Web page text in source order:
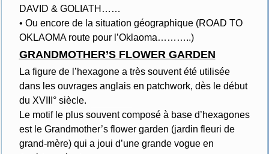
DAVID & GOLIATH……
• Ou encore de la situation géographique (ROAD TO
OKLAOMA route pour l’Oklaoma………..)
GRANDMOTHER’S FLOWER GARDEN
La figure de l’hexagone a très souvent été utilisée
dans les ouvrages anglais en patchwork, dès le début
du XVIII° siècle.
Le motif le plus souvent composé à base d’hexagones
est le Grandmother’s flower garden (jardin fleuri de
grand-mère) qui a joui d’une grande vogue en